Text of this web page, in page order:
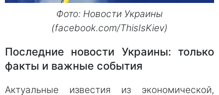
Фото: Новости Украины
(facebook.com/ThisIsKiev)
Последние новости Украины: только
факты и важные события
Актуальные известия из экономической,